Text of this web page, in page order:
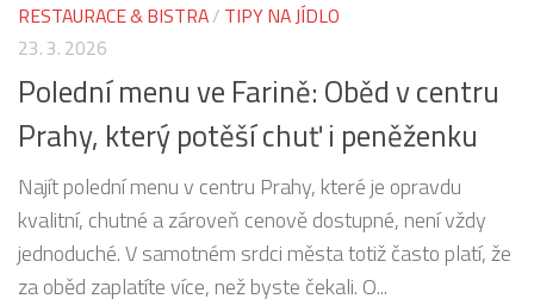
RESTAURACE & BISTRA/ TIPY NA JÍDLO
23. 3. 2026
Polední menu ve Farině: Oběd v centru
Prahy, který potěší chuť i peněženku
Najít polední menu v centru Prahy, které je opravdu
kvalitní, chutné a zároveň cenově dostupné, není vždy
jednoduché. V samotném srdci města totiž často platí, že
za oběd zaplatíte více, než byste čekali. O...